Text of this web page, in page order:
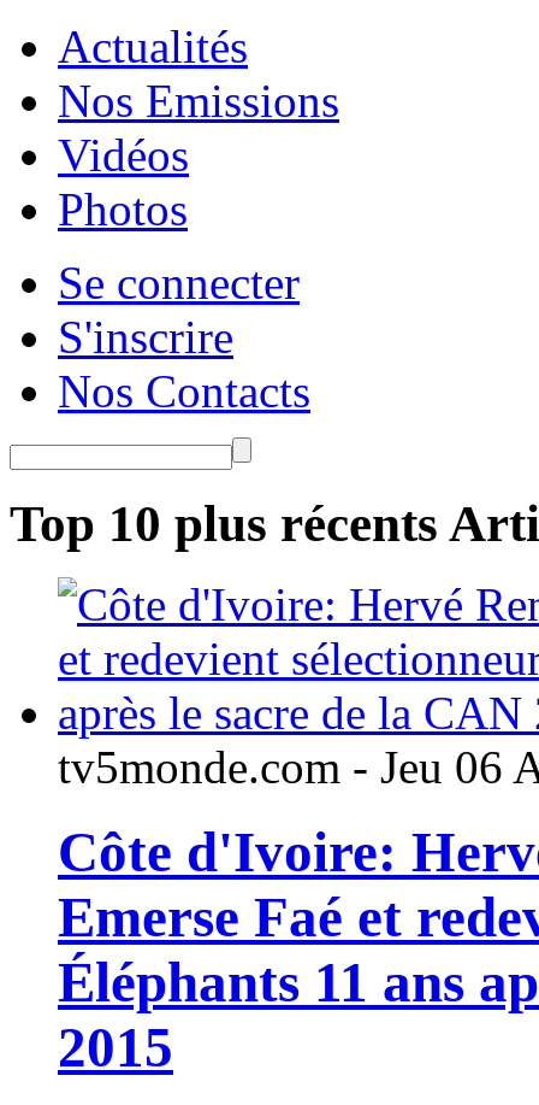
Actualités
Nos Emissions
Vidéos
Photos
Se connecter
S'inscrire
Nos Contacts
Top 10 plus récents
tv5monde.com - Jeu 06
Côte d'Ivoire:
Emerse Faé et
Éléphants 11 ans
2015